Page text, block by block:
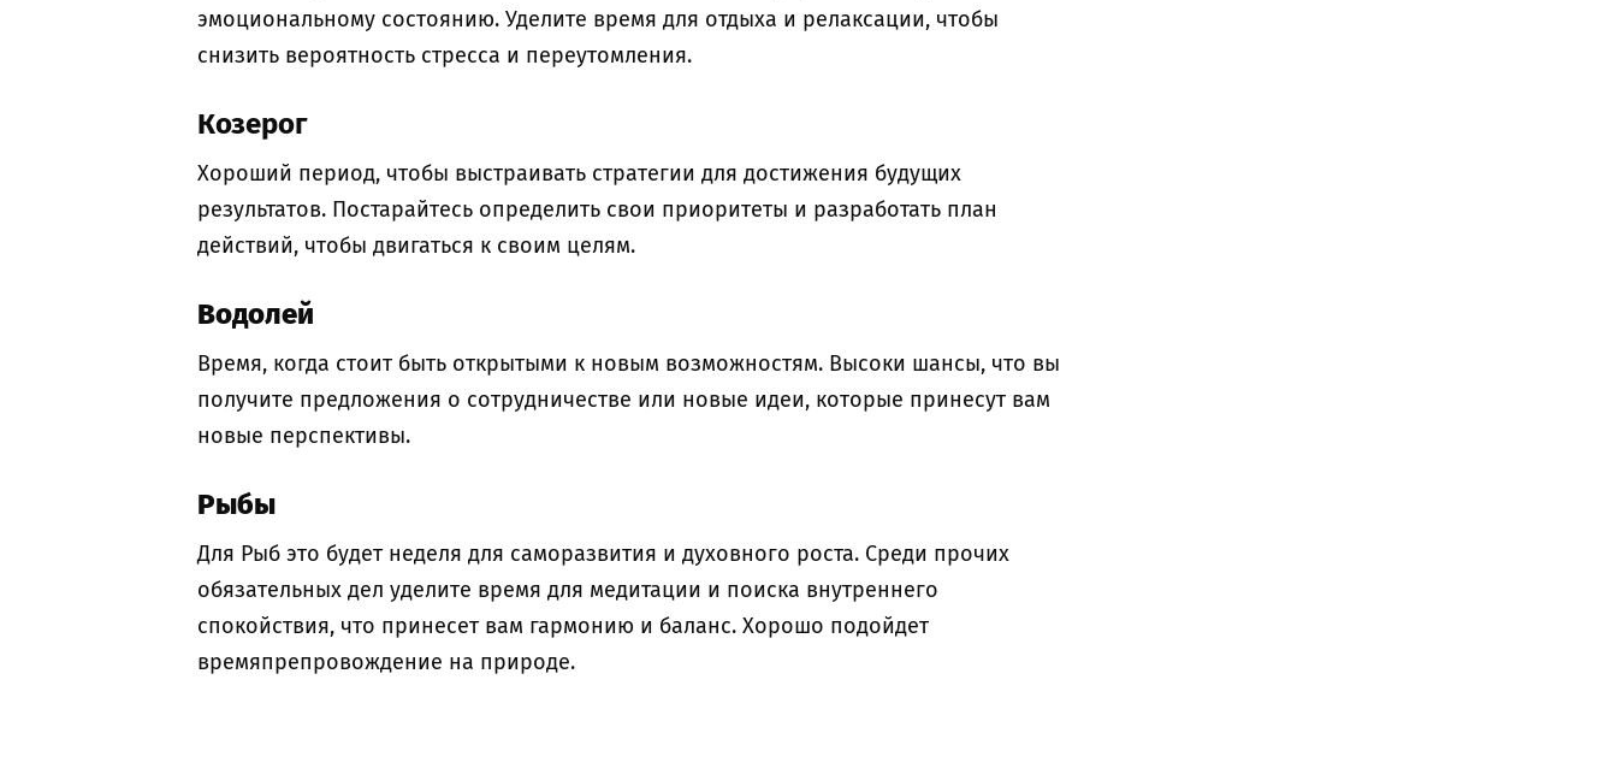
эмоциональному состоянию. Уделите время для отдыха и релаксации, чтобы
снизить вероятность стресса и переутомления.
Козерог
Хороший период, чтобы выстраивать стратегии для достижения будущих
результатов. Постарайтесь определить свои приоритеты и разработать план
действий, чтобы двигаться к своим целям.
Водолей
Время, когда стоит быть открытыми к новым возможностям. Высоки шансы, что вы
получите предложения о сотрудничестве или новые идеи, которые принесут вам
новые перспективы.
Рыбы
Для Рыб это будет неделя для саморазвития и духовного роста. Среди прочих
обязательных дел уделите время для медитации и поиска внутреннего
спокойствия, что принесет вам гармонию и баланс. Хорошо подойдет
времяпрепровождение на природе.